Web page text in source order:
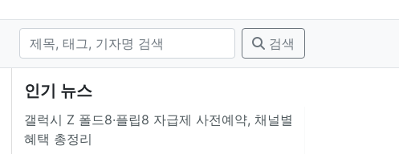
검색
인기 뉴스
갤럭시 Z 폴드8·플립8 자급제 사전예약, 채널별
혜택 총정리